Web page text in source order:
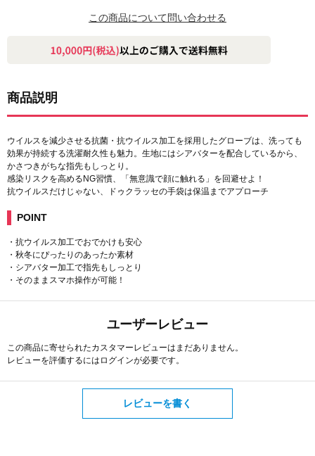
この商品について問い合わせる
商品説明
ウイルスを減少させる抗菌・抗ウイルス加工を採用したグローブは、洗っても
効果が持続する洗濯耐久性も魅力。生地にはシアバターを配合しているから、
かさつきがちな指先もしっとり。
感染リスクを高めるNG習慣、「無意識で顔に触れる」を回避せよ！
抗ウイルスだけじゃない、ドゥクラッセの手袋は保温までアプローチ
POINT
・抗ウイルス加工でおでかけも安心
・秋冬にぴったりのあったか素材
・シアバター加工で指先もしっとり
・そのままスマホ操作が可能！
ユーザーレビュー
この商品に寄せられたカスタマーレビューはまだありません。
レビューを評価するには ログインが必要です。
レビューを書く